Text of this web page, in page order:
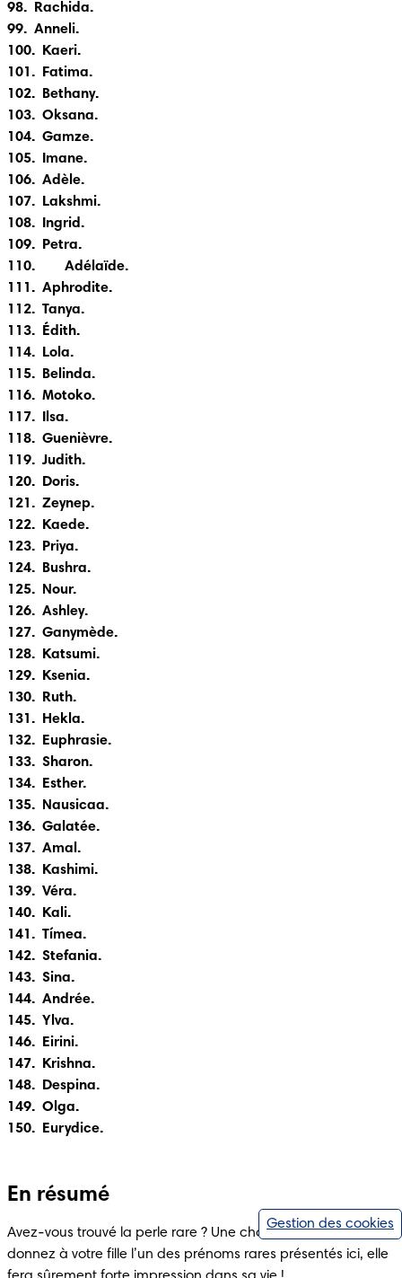
98.  Rachida.
99.  Anneli.
100.  Kaeri.
101.  Fatima.
102.  Bethany.
103.  Oksana.
104.  Gamze.
105.  Imane.
106.  Adèle.
107.  Lakshmi.
108.  Ingrid.
109.  Petra.
110.	Adélaïde.
111.  Aphrodite.
112.  Tanya.
113.  Édith.
114.  Lola.
115.  Belinda.
116.  Motoko.
117.  Ilsa.
118.  Guenièvre.
119.  Judith.
120.  Doris.
121.  Zeynep.
122.  Kaede.
123.  Priya.
124.  Bushra.
125.  Nour.
126.  Ashley.
127.  Ganymède.
128.  Katsumi.
129.  Ksenia.
130.  Ruth.
131.  Hekla.
132.  Euphrasie.
133.  Sharon.
134.  Esther.
135.  Nausicaa.
136.  Galatée.
137.  Amal.
138.  Kashimi.
139.  Véra.
140.  Kali.
141.  Tímea.
142.  Stefania.
143.  Sina.
144.  Andrée.
145.  Ylva.
146.  Eirini.
147.  Krishna.
148.  Despina.
149.  Olga.
150.  Eurydice.
En résumé
Avez-vous trouvé la perle rare ? Une chose est sûre : si vous
donnez à votre fille l’un des prénoms rares présentés ici, elle
Gestion des cookies